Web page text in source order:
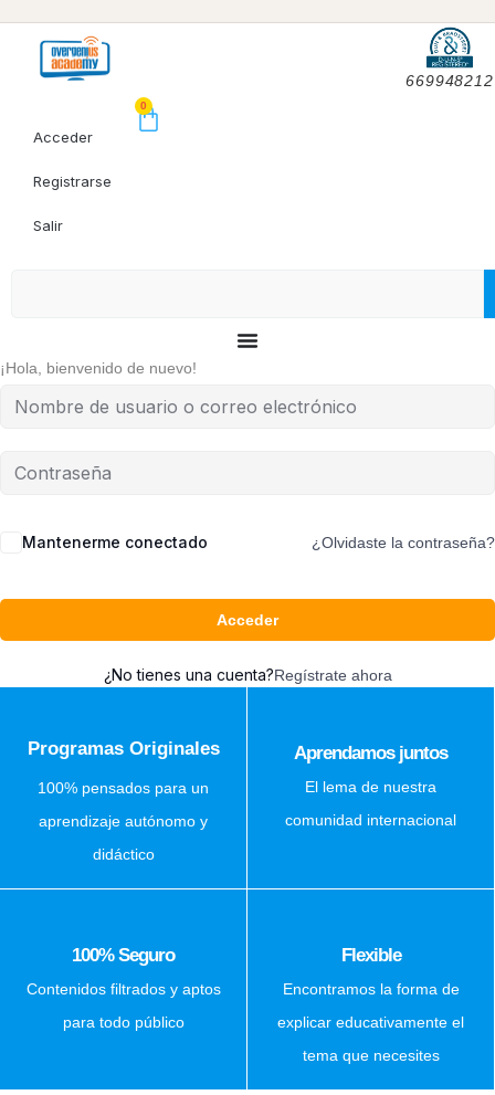
669948212
Acceder
Registrarse
Salir
0
¡Hola, bienvenido de nuevo!
Mantenerme conectado ¿Olvidaste la contraseña?
Acceder
¿No tienes una cuenta?Regístrate ahora
Programas Originales
100% pensados para un
aprendizaje autónomo y
didáctico
Aprendamos juntos
El lema de nuestra
comunidad internacional
100% Seguro
Contenidos filtrados y aptos
para todo público
Flexible
Encontramos la forma de
explicar educativamente el
tema que necesites